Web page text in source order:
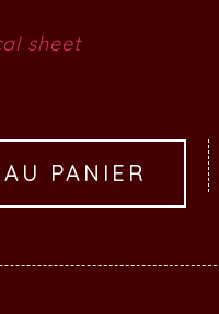
sheet
PANIER